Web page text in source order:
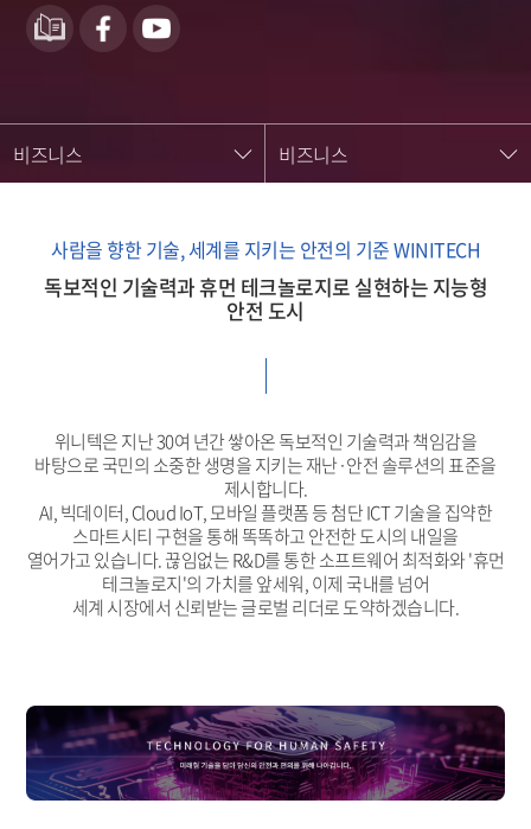
비즈니스 비즈니스
사람을 향한 기술, 세계를 지키는 안전의 기준 WINITECH
독보적인 기술력과 휴먼 테크놀로지로 실현하는 지능형
안전 도시
위니텍은 지난 30여 년간 쌓아온 독보적인 기술력과 책임감을
바탕으로 국민의 소중한 생명을 지키는 재난·안전 솔루션의 표준을
제시합니다.
AI, 빅데이터, Cloud IoT, 모바일 플랫폼 등 첨단 ICT 기술을 집약한
스마트시티 구현을 통해 똑똑하고 안전한 도시의 내일을
열어가고 있습니다. 끊임없는 R&D를 통한 소프트웨어 최적화와 '휴먼
테크놀로지'의 가치를 앞세워, 이제 국내를 넘어
세계 시장에서 신뢰받는 글로벌 리더로 도약하겠습니다.